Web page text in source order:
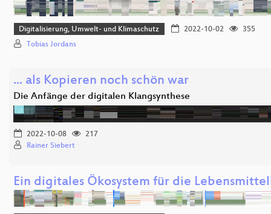
Digitalisierung, Umwelt- und Klimaschutz 2022-10-02
355
Tobias Jordans
... als Kopieren noch schön war
Die Anfänge der digitalen Klangsynthese
2022-10-08
217
Rainer Siebert
Ein digitales Ökosystem für die